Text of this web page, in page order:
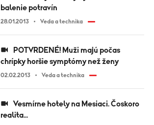
balenie potravín
28.01.2013 Veda a technika
chrípky horšie symptómy než ženy
02.02.2013 Veda a technika
realita...